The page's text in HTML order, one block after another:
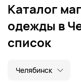
Каталог
одежды в
список
Челябинск